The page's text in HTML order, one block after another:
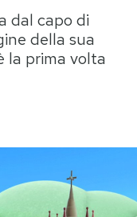
Idee
dal capo di
della sua
la prima volta